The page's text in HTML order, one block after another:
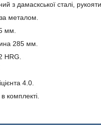
з дамаскської сталі,
металом.
мм.
285 мм.
HRG.
4.0.
комплекті.